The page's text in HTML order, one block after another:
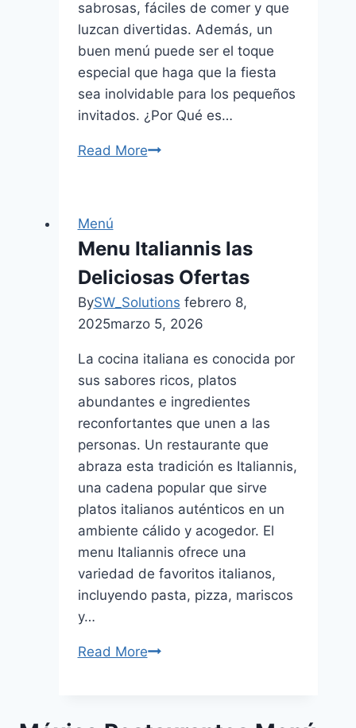
sabrosas, fáciles de comer y que
luzcan divertidas. Además, un
buen menú puede ser el toque
especial que haga que la fiesta
sea inolvidable para los pequeños
invitados. ¿Por Qué es…
Read MorePlatillos
Ideas
Deliciosas
para
Sorprender
Menú
Menu Italiannis las
Deliciosas Ofertas
BySW_Solutions febrero 8,
2025marzo 5, 2026
La cocina italiana es conocida por
sus sabores ricos, platos
abundantes e ingredientes
reconfortantes que unen a las
personas. Un restaurante que
abraza esta tradición es Italiannis,
una cadena popular que sirve
platos italianos auténticos en un
ambiente cálido y acogedor. El
menu Italiannis ofrece una
variedad de favoritos italianos,
incluyendo pasta, pizza, mariscos
y…
Read MoreMenu